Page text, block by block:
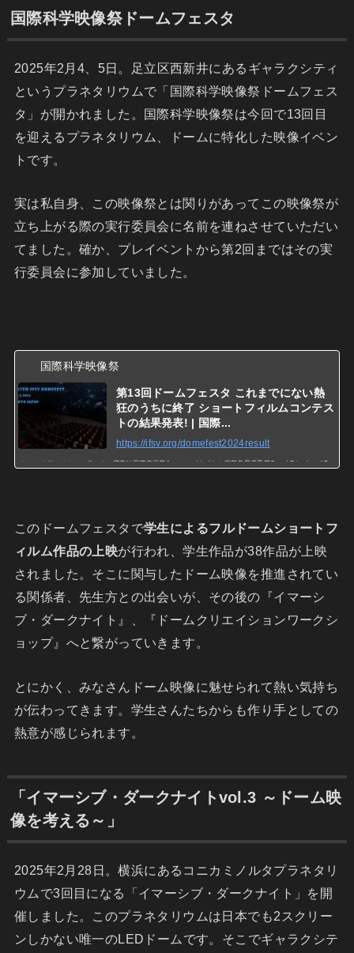
国際科学映像祭ドームフェスタ
2025年2月4、5日。足立区西新井にあるギャラクシティ
というプラネタリウムで「国際科学映像祭ドームフェス
タ」が開かれました。国際科学映像祭は今回で13回目
を迎えるプラネタリウム、ドームに特化した映像イベン
トです。
実は私自身、この映像祭とは関りがあってこの映像祭が
立ち上がる際の実行委員会に名前を連ねさせていただい
てました。確か、プレイベントから第2回まではその実
行委員会に参加していました。
国際科学映像祭
第13回ドームフェスタ これまでにない熱
狂のうちに終了 ショートフィルムコンテス
トの結果発表! | 国際...
https://ifsv.org/domefest2024result
ショートフィルムコンテスト 審査結果審査員賞Jury awardタイトル応募者最優秀賞Grand Prize Local Dys
このドームフェスタで学生によるフルドームショートフ
ィルム作品の上映が行われ、学生作品が38作品が上映
されました。そこに関与したドーム映像を推進されてい
る関係者、先生方との出会いが、その後の『イマーシ
ブ・ダークナイト』、『ドームクリエイションワークシ
ョップ』へと繋がっていきます。
とにかく、みなさんドーム映像に魅せられて熱い気持ち
が伝わってきます。学生さんたちからも作り手としての
熱意が感じられます。
「イマーシブ・ダークナイトvol.3 ～ドーム映
像を考える～」
2025年2月28日。横浜にあるコニカミノルタプラネタリ
ウムで3回目になる「イマーシブ・ダークナイト」を開
催しました。このプラネタリウムは日本でも2スクリー
ンしかない唯一のLEDドームです。そこでギャラクシテ